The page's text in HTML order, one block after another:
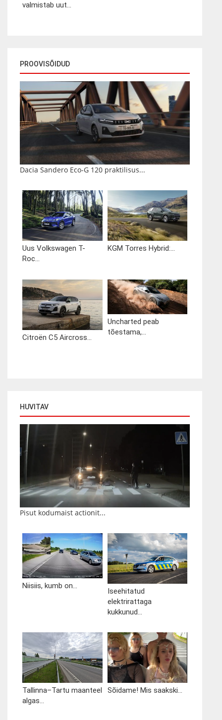
valmistab uut...
PROOVISÕIDUD
Dacia Sandero Eco-G 120 praktilisus...
Uus Volkswagen T-
Roc...
KGM Torres Hybrid:...
Citroën C5 Aircross...
Uncharted peab
tõestama,...
HUVITAV
Pisut kodumaist actionit...
Niisiis, kumb on...
Iseehitatud
elektrirattaga
kukkunud...
Tallinna–Tartu maanteel
algas...
Sõidame! Mis saakski...